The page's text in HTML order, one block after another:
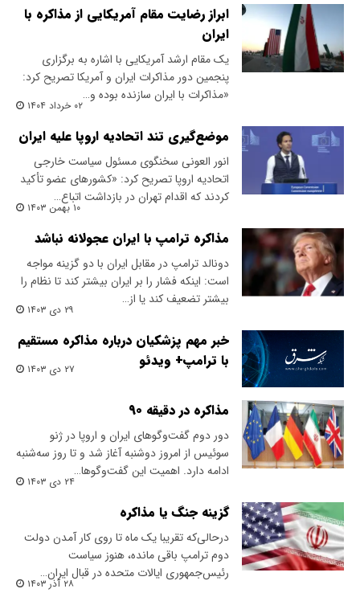
ابراز رضایت مقام آمریکایی از مذاکره با
ایران
یک مقام ارشد آمریکایی با اشاره به برگزاری
پنجمین دور مذاکرات ایران و آمریکا تصریح کرد:
«مذاکرات با ایران سازنده بوده و…
۰۲ خرداد ۱۴۰۴
موضع‌گیری تند اتحادیه اروپا علیه ایران
انور العونی سخنگوی مسئول سیاست خارجی
اتحادیه اروپا تصریح کرد: «کشورهای عضو تأکید
کردند که اقدام تهران در بازداشت اتباع…
۱۰ بهمن ۱۴۰۳
مذاکره ترامپ با ایران عجولانه نباشد
دونالد ترامپ در مقابل ایران با دو گزینه مواجه
است: اینکه فشار را بر ایران بیشتر کند تا نظام را
بیشتر تضعیف کند یا از…
۲۹ دی ۱۴۰۳
خبر مهم پزشکیان درباره مذاکره مستقیم
با ترامپ+ ویدئو
۲۷ دی ۱۴۰۳
مذاکره در دقیقه ۹۰
دور دوم گفت‌وگوهای ایران و اروپا در ژنو
سوئیس از امروز دوشنبه آغاز شد و تا روز سه‌شنبه
ادامه دارد. اهمیت این گفت‌وگوها…
۲۴ دی ۱۴۰۳
گزینه جنگ یا مذاکره
در‌حالی‌که تقریبا یک ماه تا روی کار آمدن دولت
دوم ترامپ باقی مانده، هنوز سیاست
رئیس‌جمهوری ایالات متحده در قبال ایران…
۲۸ آذر ۱۴۰۳